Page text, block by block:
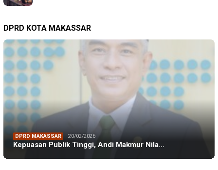
DPRD KOTA MAKASSAR
DPRD MAKASSAR 20/02/2026
Kepuasan Publik Tinggi, Andi Makmur Nila…